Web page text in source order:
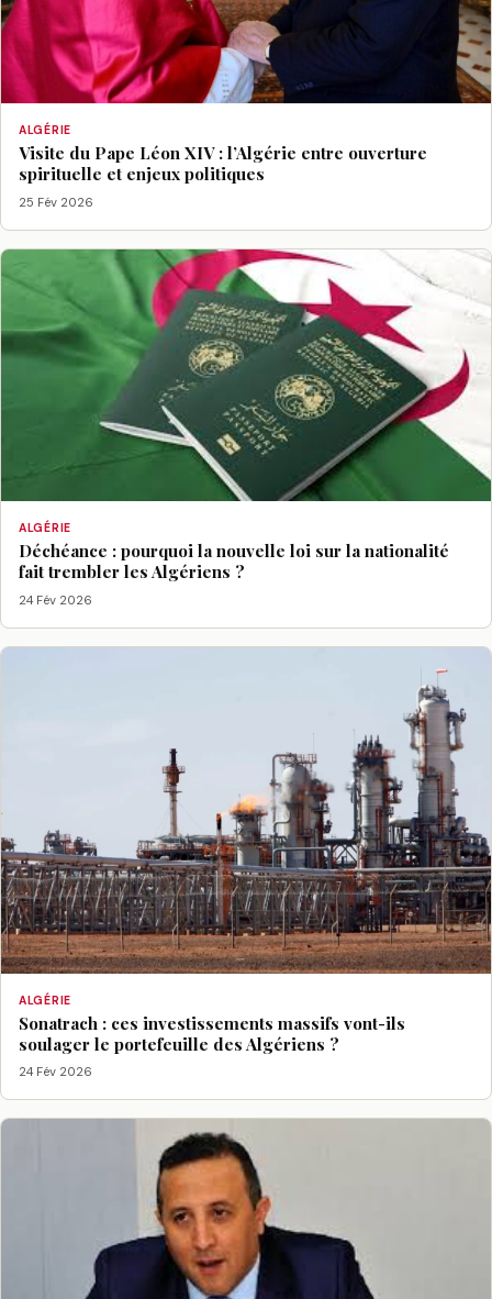
ALGÉRIE
Visite du Pape Léon XIV : l’Algérie entre ouverture
spirituelle et enjeux politiques
25 Fév 2026
ALGÉRIE
Déchéance : pourquoi la nouvelle loi sur la nationalité
fait trembler les Algériens ?
24 Fév 2026
ALGÉRIE
Sonatrach : ces investissements massifs vont-ils
soulager le portefeuille des Algériens ?
24 Fév 2026